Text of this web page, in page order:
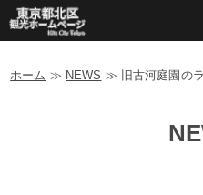
ホーム ≫ NEWS ≫ 旧古河庭園の